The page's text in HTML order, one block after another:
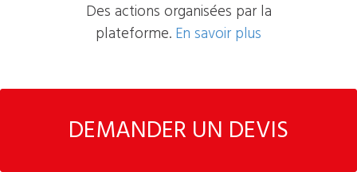
DEMANDER UN DEVIS
Des actions organisées par la
plateforme. En savoir plus